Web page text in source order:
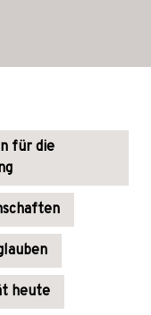
für die
heute